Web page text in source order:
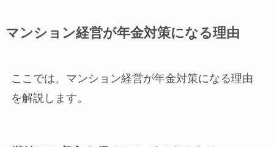
マンション経営が年金対策になる理由
ここでは、マンション経営が年金対策になる理由
を解説します。